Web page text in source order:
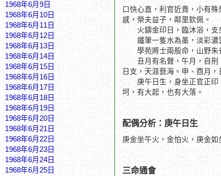
1968年6月9日
1968年6月10日
1968年6月11日
1968年6月12日
1968年6月13日
1968年6月14日
1968年6月15日
1968年6月16日
1968年6月17日
1968年6月18日
1968年6月19日
1968年6月20日
1968年6月21日
1968年6月22日
1968年6月23日
1968年6月24日
1968年6月25日
口快心直，利官近貴，小有
感，榮夫益子，鄰里欽佩。
火鑄金印日，臨沐浴，支
鐵筆一隻水為墨，淡彩濃
學苑將士兩般命，山野朱
丑月有名聲，午月，自刑
日支，天涯藝海。申、酉月
庚午日生，身坐正官正印
坷，有大起，也有大落。
配偶分析：庚午日生
庚金坐午火，金怕火，庚金
三命通會